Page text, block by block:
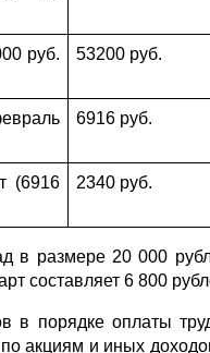
руб.
53200 руб.
6916 руб.
(6916
2340 руб.
в размере 20 000
составляет 6 800
в порядке оплаты
акциям и иных